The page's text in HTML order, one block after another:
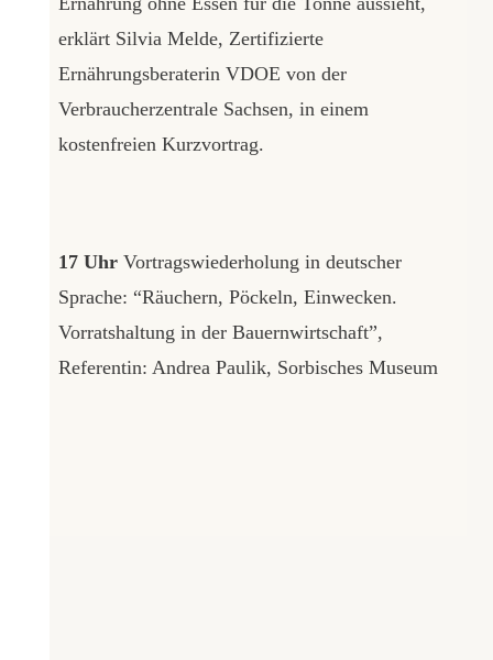
erklärt Silvia Melde, Zertifizierte
Ernährungsberaterin VDOE von der
Verbraucherzentrale Sachsen, in einem
kostenfreien Kurzvortrag.
17 UhrVortragswiederholung in deutscher
Sprache: “Räuchern, Pöckeln, Einwecken.
Vorratshaltung in der Bauernwirtschaft”,
Referentin: Andrea Paulik, Sorbisches Museum